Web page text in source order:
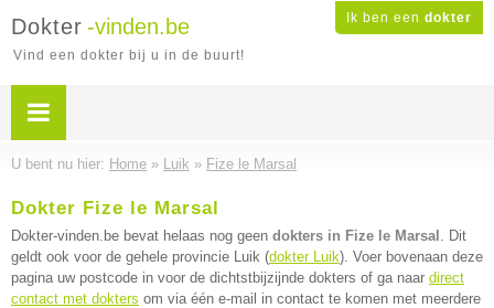
Ik ben een dokter
Dokter -vinden.be
Vind een dokter bij u in de buurt!
U bent nu hier: Home » Luik » Fize le Marsal
Dokter Fize le Marsal
Dokter-vinden.be bevat helaas nog geen dokters in Fize le Marsal . Dit
geldt ook voor de gehele provincie Luik (dokter Luik). Voer bovenaan deze
pagina uw postcode in voor de dichtstbijzijnde dokters of ga naar direct
contact met dokters om via één e-mail in contact te komen met meerdere